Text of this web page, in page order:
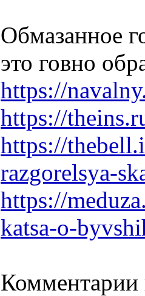
Обмазанное
это говно
https://
https://
https://
razgorelsya-
https://
katsa-o-
Комментарии